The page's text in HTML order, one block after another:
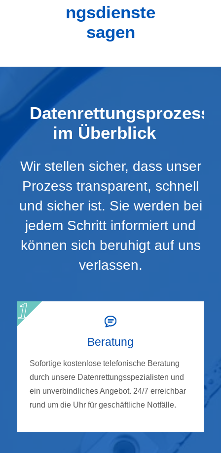
ngsdienste
sagen
Datenrettungsprozess
im Überblick
Wir stellen sicher, dass unser
Prozess transparent, schnell
und sicher ist. Sie werden bei
jedem Schritt informiert und
können sich beruhigt auf uns
verlassen.
Beratung
Sofortige kostenlose telefonische Beratung
durch unsere Datenrettungsspezialisten und
ein unverbindliches Angebot. 24/7 erreichbar
rund um die Uhr für geschäftliche Notfälle.